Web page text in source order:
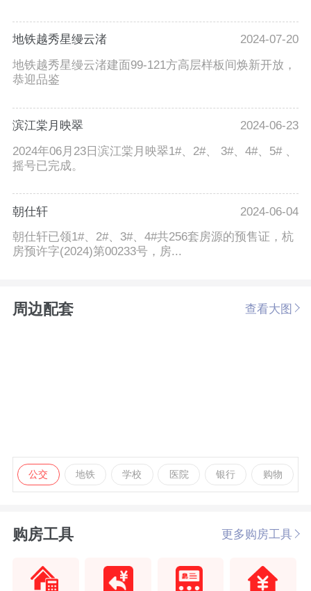
地铁越秀星缦云渚
2024-07-20
地铁越秀星缦云渚建面99-121方高层样板间焕新开放，
恭迎品鉴
滨江棠月映翠
2024-06-23
2024年06月23日滨江棠月映翠1#、2#、 3#、4#、5# 、
摇号已完成。
朝仕轩
2024-06-04
朝仕轩已领1#、2#、3#、4#共256套房源的预售证，杭
房预许字(2024)第00233号，房...
周边配套 查看大图
公交 地铁 学校 医院 银行 购物
购房工具 更多购房工具